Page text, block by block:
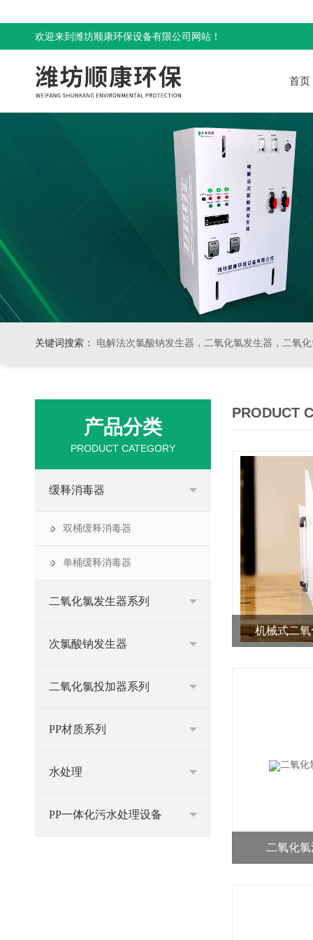
欢迎来到潍坊顺康环保设备有限公司网站！
首页
关键词搜索： 电解法次氯酸钠发生器，二氧化氯发生器，二氧化氯投加器，缓释消毒器
产品分类
PRODUCT CATEGORY
缓释消毒器
双桶缓释消毒器
单桶缓释消毒器
二氧化氯发生器系列
次氯酸钠发生器
二氧化氯投加器系列
PP材质系列
水处理
PP一体化污水处理设备
PRODUCT
机械式二
二氧化